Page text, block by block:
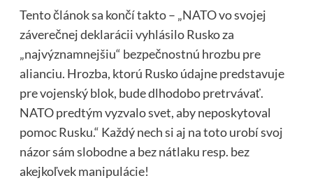
Tento článok sa končí takto – „NATO vo svojej
záverečnej deklarácii vyhlásilo Rusko za
„najvýznamnejšiu“ bezpečnostnú hrozbu pre
alianciu. Hrozba, ktorú Rusko údajne predstavuje
pre vojenský blok, bude dlhodobo pretrvávať.
NATO predtým vyzvalo svet, aby neposkytoval
pomoc Rusku.“ Každý nech si aj na toto urobí svoj
názor sám slobodne a bez nátlaku resp. bez
akejkoľvek manipulácie!